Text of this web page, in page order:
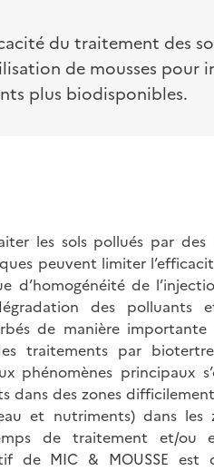
du traitement des
de mousses pour
plus biodisponibles.
les sols pollués par des
peuvent limiter
de
des polluants
de manière
traitements par biotertre.
phénomènes principaux
des zones
et nutriments) dans les
de traitement et/ou
de MIC & MOUSSE est